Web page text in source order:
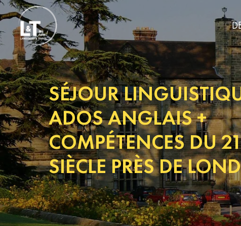
SÉJOUR
ADOS ANGLAIS +
COMPÉTENCES DU
SIÈCLE PRÈS DE